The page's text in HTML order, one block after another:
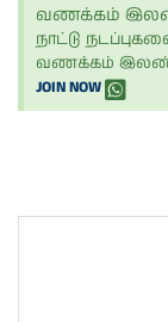
வணக்கம் இலண்டன்
நாட்டு
வணக்கம்
JOIN NOW